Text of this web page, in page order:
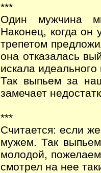
***
Один мужчина
Наконец, когда
трепетом
она отказалась
искала идеального
Так выпьем за
замечает
***
Считается: если
мужем. Так
молодой,
смотрел на нее